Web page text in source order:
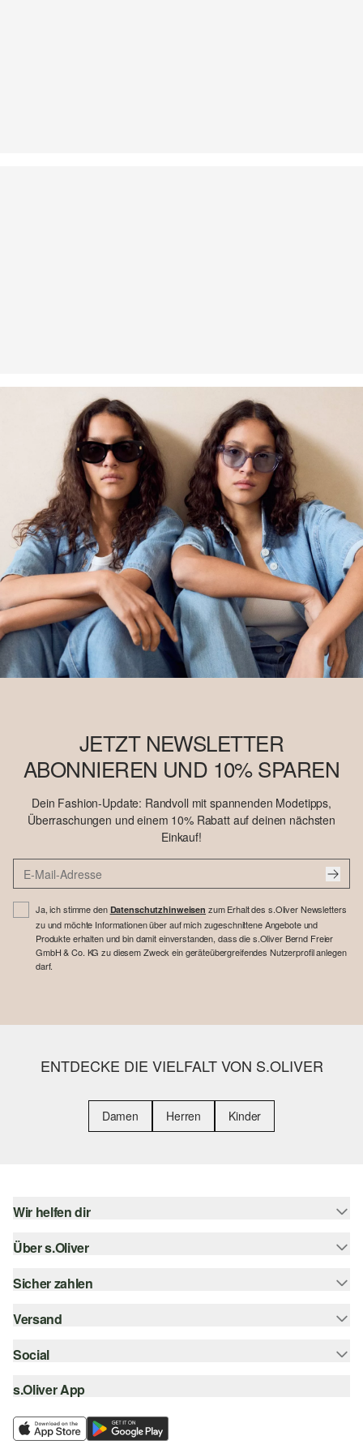
JETZT NEWSLETTER
ABONNIEREN UND 10% SPAREN
Dein Fashion-Update: Randvoll mit spannenden Modetipps,
Überraschungen und einem 10% Rabatt auf deinen nächsten
Einkauf!
Ja, ich stimme den Datenschutzhinweisen zum Erhalt des s.Oliver Newsletters
zu und möchte Informationen über auf mich zugeschnittene Angebote und
Produkte erhalten und bin damit einverstanden, dass die s.Oliver Bernd Freier
GmbH & Co. KG zu diesem Zweck ein geräteübergreifendes Nutzerprofil anlegen
darf.
ENTDECKE DIE VIELFALT VON S.OLIVER
Damen Herren Kinder
Wir helfen dir
Hilfe & FAQ
Größenberatung
Über s.Oliver
Newsletter
s.Oliver Card
Career
Wunschliste
Sicher zahlen
Rechnung
Kreditkarte
SSL-Verschlüsselung
Versand
Sendungsverfolgung
Post AT
Social
instagram
facebook
s.Oliver App